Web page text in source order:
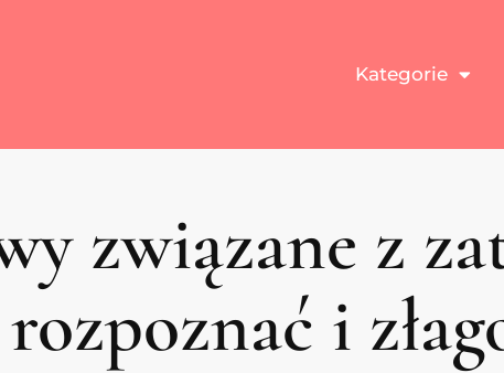
Kategorie
związane z
rozpoznać i